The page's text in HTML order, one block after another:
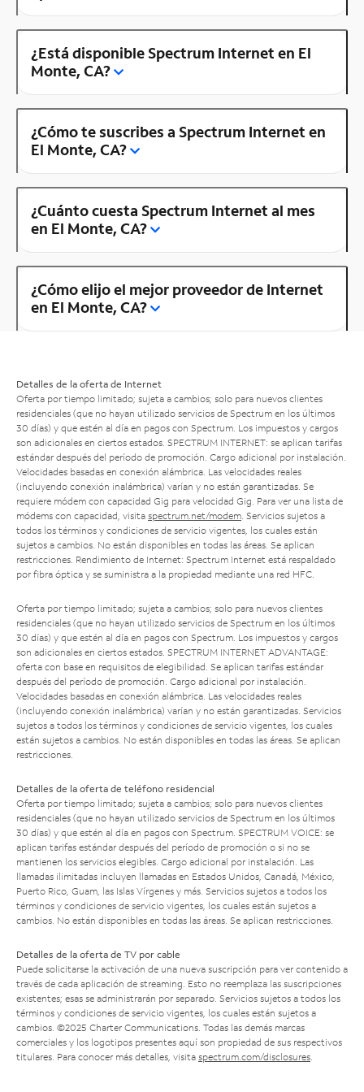
¿Está disponible Spectrum Internet en El
Monte, CA?
¿Cómo te suscribes a Spectrum Internet en
El Monte, CA?
¿Cuánto cuesta Spectrum Internet al mes
en El Monte, CA?
¿Cómo elijo el mejor proveedor de Internet
en El Monte, CA?
Detalles de la oferta de Internet
Oferta por tiempo limitado; sujeta a cambios; solo para nuevos clientes
residenciales (que no hayan utilizado servicios de Spectrum en los últimos
30 días) y que estén al día en pagos con Spectrum. Los impuestos y cargos
son adicionales en ciertos estados. SPECTRUM INTERNET: se aplican tarifas
estándar después del período de promoción. Cargo adicional por instalación.
Velocidades basadas en conexión alámbrica. Las velocidades reales
(incluyendo conexión inalámbrica) varían y no están garantizadas. Se
requiere módem con capacidad Gig para velocidad Gig. Para ver una lista de
módems con capacidad, visita spectrum.net/modem . Servicios sujetos a
todos los términos y condiciones de servicio vigentes, los cuales están
sujetos a cambios. No están disponibles en todas las áreas. Se aplican
restricciones. Rendimiento de Internet: Spectrum Internet está respaldado
por fibra óptica y se suministra a la propiedad mediante una red HFC.
Oferta por tiempo limitado; sujeta a cambios; solo para nuevos clientes
residenciales (que no hayan utilizado servicios de Spectrum en los últimos
30 días) y que estén al día en pagos con Spectrum. Los impuestos y cargos
son adicionales en ciertos estados. SPECTRUM INTERNET ADVANTAGE:
oferta con base en requisitos de elegibilidad. Se aplican tarifas estándar
después del período de promoción. Cargo adicional por instalación.
Velocidades basadas en conexión alámbrica. Las velocidades reales
(incluyendo conexión inalámbrica) varían y no están garantizadas. Servicios
sujetos a todos los términos y condiciones de servicio vigentes, los cuales
están sujetos a cambios. No están disponibles en todas las áreas. Se aplican
restricciones.
Detalles de la oferta de teléfono residencial
Oferta por tiempo limitado; sujeta a cambios; solo para nuevos clientes
residenciales (que no hayan utilizado servicios de Spectrum en los últimos
30 días) y que estén al día en pagos con Spectrum. SPECTRUM VOICE: se
aplican tarifas estándar después del período de promoción o si no se
mantienen los servicios elegibles. Cargo adicional por instalación. Las
llamadas ilimitadas incluyen llamadas en Estados Unidos, Canadá, México,
Puerto Rico, Guam, las Islas Vírgenes y más. Servicios sujetos a todos los
términos y condiciones de servicio vigentes, los cuales están sujetos a
cambios. No están disponibles en todas las áreas. Se aplican restricciones.
Detalles de la oferta de TV por cable
Puede solicitarse la activación de una nueva suscripción para ver contenido a
través de cada aplicación de streaming. Esto no reemplaza las suscripciones
existentes; esas se administrarán por separado. Servicios sujetos a todos los
términos y condiciones de servicio vigentes, los cuales están sujetos a
cambios. ©2025 Charter Communications. Todas las demás marcas
comerciales y los logotipos presentes aquí son propiedad de sus respectivos
titulares. Para conocer más detalles, visita spectrum.com/disclosures